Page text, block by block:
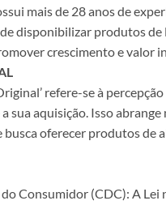
mais de 28 anos de
disponibilizar produtos de
crescimento e valor
refere-se à
sua aquisição. Isso
oferecer produtos de
Consumidor (CDC): A Lei